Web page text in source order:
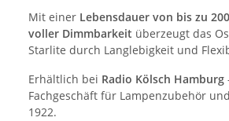
Mit einer Lebensdauer von bis zu
voller Dimmbarkeit überzeugt das
Starlite durch Langlebigkeit und
Erhältlich bei Radio Kölsch Hamburg
Fachgeschäft für Lampenzubehör
1922.